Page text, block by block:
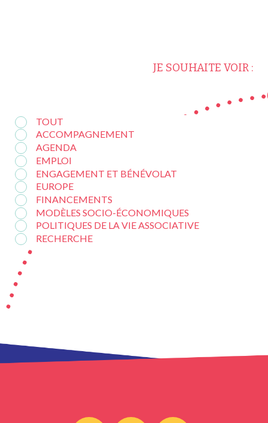
JE SOUHAITE VOIR :
TOUT
ACCOMPAGNEMENT
AGENDA
EMPLOI
ENGAGEMENT ET BÉNÉVOLAT
EUROPE
FINANCEMENTS
MODÈLES SOCIO-ÉCONOMIQUES
POLITIQUES DE LA VIE ASSOCIATIVE
RECHERCHE